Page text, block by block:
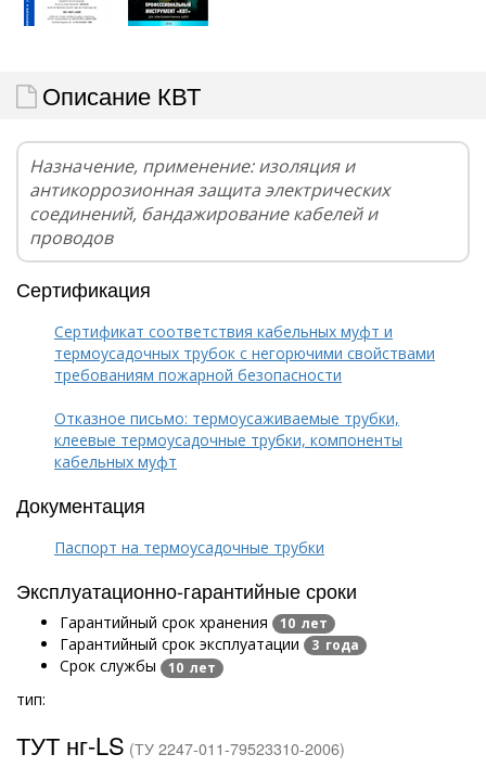
Описание КВТ
Назначение, применение: изоляция и
антикоррозионная защита электрических
соединений, бандажирование кабелей и
проводов
Сертификация
Сертификат соответствия кабельных муфт и
термоусадочных трубок с негорючими свойствами
требованиям пожарной безопасности
Отказное письмо: термоусаживаемые трубки,
клеевые термоусадочные трубки, компоненты
кабельных муфт
Документация
Паспорт на термоусадочные трубки
Эксплуатационно-гарантийные сроки
Гарантийный срок хранения 10 лет
Гарантийный срок эксплуатации 3 года
Срок службы 10 лет
тип:
ТУТ нг-LS (ТУ 2247-011-79523310-2006)